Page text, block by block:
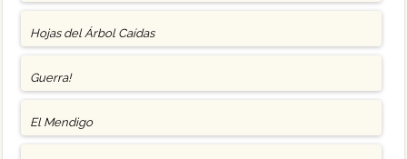
Hojas del Árbol Caídas
Guerra!
El Mendigo